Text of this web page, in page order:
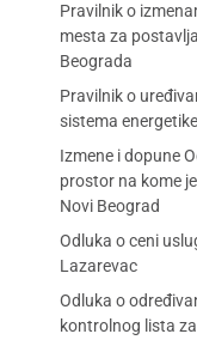
Pravilnik o
mesta za
Beograda
Pravilnik o
sistema
Izmene i dopune
prostor na kome
Novi Beograd
Odluka o ceni
Lazarevac
Odluka o
kontrolnog lista